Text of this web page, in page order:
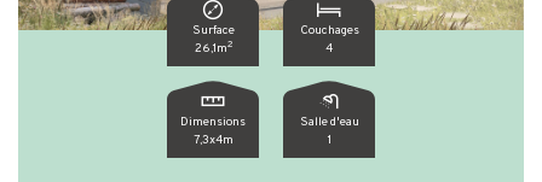
Surface
26,1m2
Couchages
4
Dimensions
7,3x4m
Salle d'eau
1